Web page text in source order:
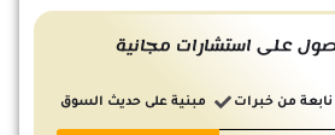
على استشارات مجانية
نابعة من خبرات مبنية على حديث السوق